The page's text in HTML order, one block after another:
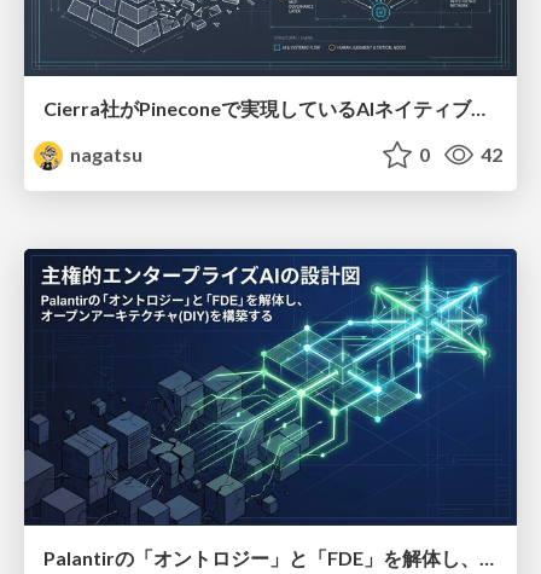
Cierra社がPineconeで実現しているAIネイティブカンパニーの設計図
nagatsu
0 42
Palantirの「オントロジー」と「FDE」を解体し、オープンアーキテクチャをDIY